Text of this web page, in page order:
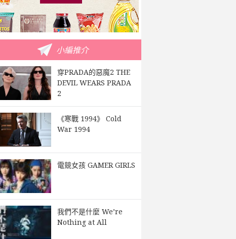
小編推介
穿PRADA的惡魔2 THE
DEVIL WEARS PRADA
2
《寒戰 1994》 Cold
War 1994
電競女孩 GAMER GIRLS
我們不是什麼 We’re
Nothing at All